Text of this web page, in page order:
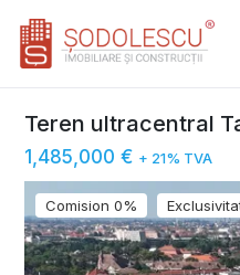
Teren ultracentral
1,485,000 € + 21% TVA
Comision 0%